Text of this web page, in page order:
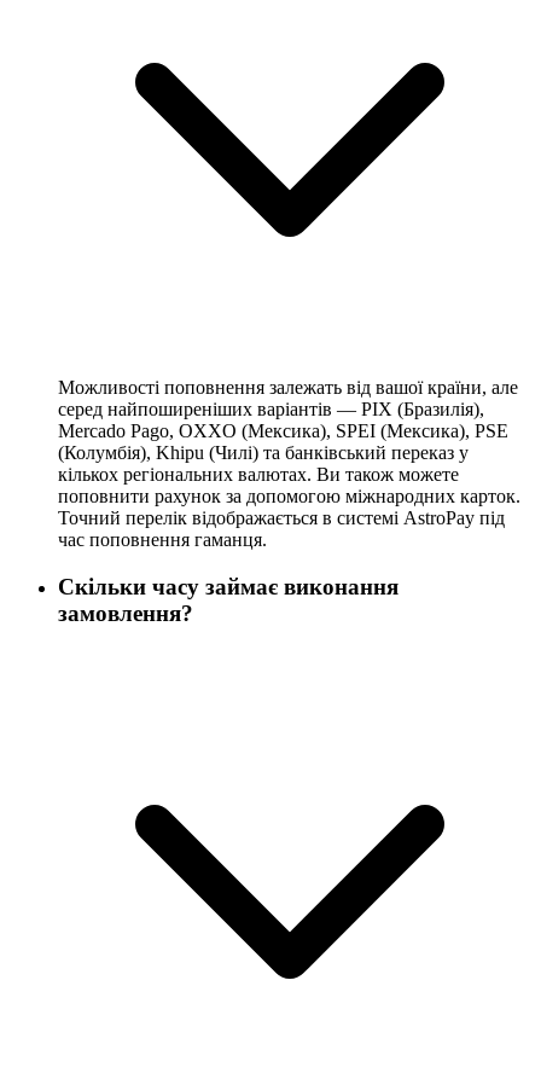
Можливості поповнення залежать від вашої країни, але
серед найпоширеніших варіантів — PIX (Бразилія),
Mercado Pago, OXXO (Мексика), SPEI (Мексика), PSE
(Колумбія), Khipu (Чилі) та банківський переказ у
кількох регіональних валютах. Ви також можете
поповнити рахунок за допомогою міжнародних карток.
Точний перелік відображається в системі AstroPay під
час поповнення гаманця.
Скільки часу займає виконання
замовлення?